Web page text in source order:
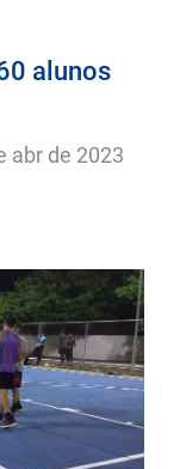
alunos
abr de 2023